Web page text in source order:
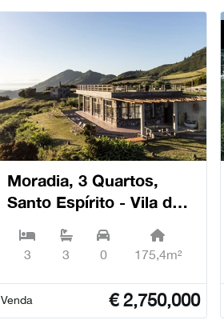
Moradia, 3 Quartos,
Santo Espírito - Vila do
3 3 0 175,4m²
Venda €2,750,000